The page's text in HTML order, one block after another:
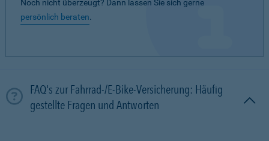
Noch nicht überzeugt? Dann lassen Sie sich gerne
persönlich beraten.
FAQ's zur Fahrrad-/E-Bike-Versicherung: Häufig
gestellte Fragen und Antworten